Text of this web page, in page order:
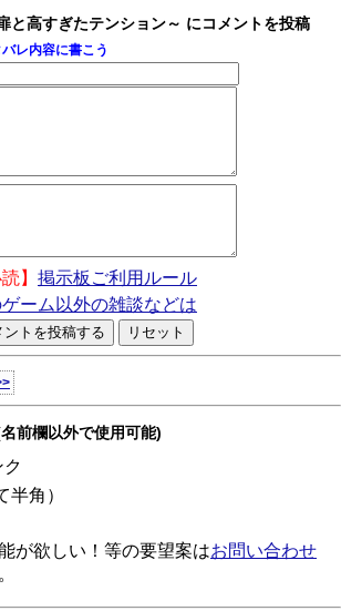
と高すぎたテンション～ にコメントを投稿
レ内容に書こう
】 掲示板ご利用ルール
ゲーム以外の雑談などは
前欄以外で使用可能)
半角）
が欲しい！等の要望案はお問い合わせ